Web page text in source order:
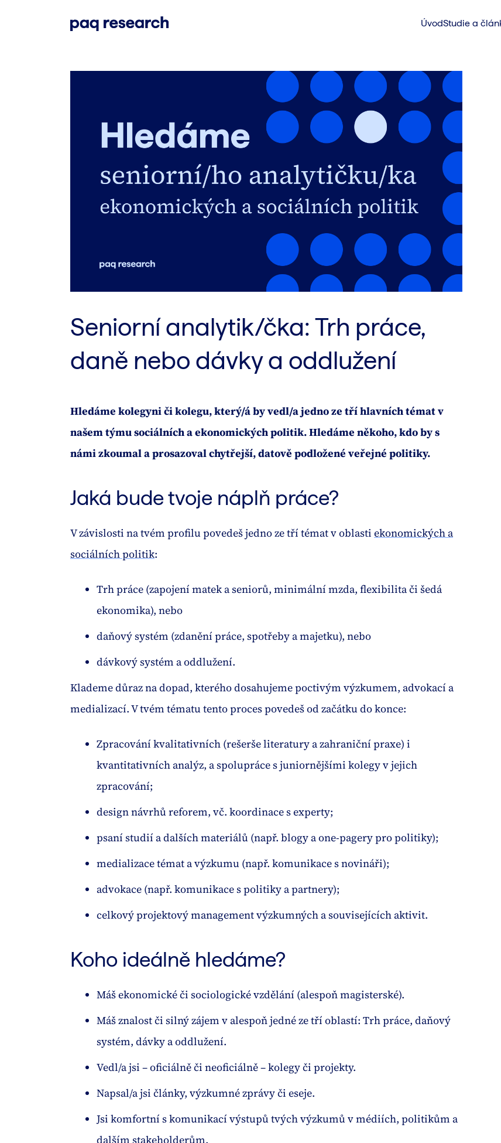
ÚvodStudie a
Seniorní analytik/čka: Trh práce,
daně nebo dávky a oddlužení
Hledáme kolegyni či kolegu, který/á by vedl/a jedno ze tří hlavních témat v
našem týmu sociálních a ekonomických politik. Hledáme někoho, kdo by s
námi zkoumal a prosazoval chytřejší, datově podložené veřejné politiky.
Jaká bude tvoje náplň práce?
V závislosti na tvém profilu povedeš jedno ze tří témat v oblasti ekonomických a
sociálních politik:
Trh práce (zapojení matek a seniorů, minimální mzda, flexibilita či šedá
ekonomika), nebo
daňový systém (zdanění práce, spotřeby a majetku), nebo
dávkový systém a oddlužení.
Klademe důraz na dopad, kterého dosahujeme poctivým výzkumem, advokací a
medializací. V tvém tématu tento proces povedeš od začátku do konce:
Zpracování kvalitativních (rešerše literatury a zahraniční praxe) i
kvantitativních analýz, a spolupráce s juniornějšími kolegy v jejich
zpracování;
design návrhů reforem, vč. koordinace s experty;
psaní studií a dalších materiálů (např. blogy a one-pagery pro politiky);
medializace témat a výzkumu (např. komunikace s novináři);
advokace (např. komunikace s politiky a partnery);
celkový projektový management výzkumných a souvisejících aktivit.
Koho ideálně hledáme?
Máš ekonomické či sociologické vzdělání (alespoň magisterské).
Máš znalost či silný zájem v alespoň jedné ze tří oblastí: Trh práce, daňový
systém, dávky a oddlužení.
Vedl/a jsi – oficiálně či neoficiálně – kolegy či projekty.
Napsal/a jsi články, výzkumné zprávy či eseje.
Jsi komfortní s komunikací výstupů tvých výzkumů v médiích, politikům a
dalším stakeholderům.